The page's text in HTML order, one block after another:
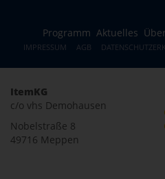
Programm Aktuelles
IMPRESSUM AGB
ItemKG
c/o vhs Demohausen
Nobelstraße 8
49716 Meppen